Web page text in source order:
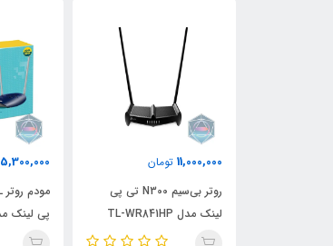
5,300,000 تومان
مودم روتر VDSL/ADSL تی
پی لینک مدل TP-Link TD-
W9960
3,950,000
WN727N